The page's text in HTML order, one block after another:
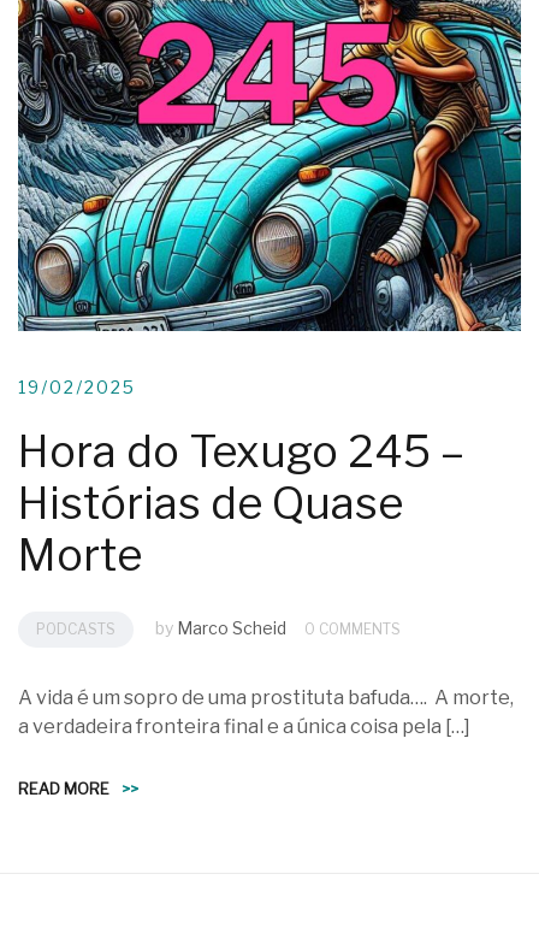
19/02/2025
Hora do Texugo 245 –
Histórias de Quase
Morte
PODCASTS by Marco Scheid 0 COMMENTS
A vida é um sopro de uma prostituta bafuda…. A morte,
a verdadeira fronteira final e a única coisa pela […]
READ MORE >>